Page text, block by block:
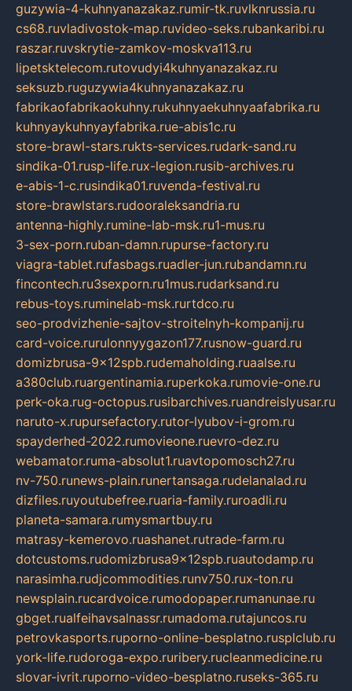
guzywia-4-kuhnyanazakaz.rumir-tk.ruvlknrussia.ru
cs68.ruvladivostok-map.ruvideo-seks.rubankaribi.ru
raszar.ruvskrytie-zamkov-moskva113.ru
lipetsktelecom.rutovudyi4kuhnyanazakaz.ru
seksuzb.ruguzywia4kuhnyanazakaz.ru
fabrikaofabrikaokuhny.rukuhnyaekuhnyaafabrika.ru
kuhnyaykuhnyayfabrika.rue-abis1c.ru
store-brawl-stars.rukts-services.rudark-sand.ru
sindika-01.rusp-life.rux-legion.rusib-archives.ru
e-abis-1-c.rusindika01.ruvenda-festival.ru
store-brawlstars.rudooraleksandria.ru
antenna-highly.rumine-lab-msk.ru1-mus.ru
3-sex-porn.ruban-damn.rupurse-factory.ru
viagra-tablet.rufasbags.ruadler-jun.rubandamn.ru
fincontech.ru3sexporn.ru1mus.rudarksand.ru
rebus-toys.ruminelab-msk.rurtdco.ru
seo-prodvizhenie-sajtov-stroitelnyh-kompanij.ru
card-voice.rurulonnyygazon177.rusnow-guard.ru
domizbrusa-9x12spb.rudemaholding.ruaalse.ru
a380club.ruargentinamia.ruperkoka.rumovie-one.ru
perk-oka.rug-octopus.rusibarchives.ruandreislyusar.ru
naruto-x.rupursefactory.rutor-lyubov-i-grom.ru
spayderhed-2022.rumovieone.ruevro-dez.ru
webamator.ruma-absolut1.ruavtopomosch27.ru
nv-750.runews-plain.runertansaga.rudelanalad.ru
dizfiles.ruyoutubefree.ruaria-family.ruroadli.ru
planeta-samara.rumysmartbuy.ru
matrasy-kemerovo.ruashanet.rutrade-farm.ru
dotcustoms.rudomizbrusa9x12spb.ruautodamp.ru
narasimha.rudjcommodities.runv750.rux-ton.ru
newsplain.rucardvoice.rumodopaper.rumanunae.ru
gbget.rualfeihavsalnassr.rumadoma.rutajuncos.ru
petrovkasports.ruporno-online-besplatno.rusplclub.ru
york-life.rudoroga-expo.ruribery.rucleanmedicine.ru
slovar-ivrit.ruporno-video-besplatno.ruseks-365.ru